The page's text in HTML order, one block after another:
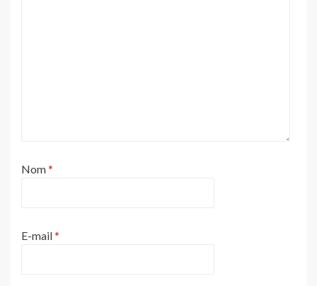
Nom*
E-mail*